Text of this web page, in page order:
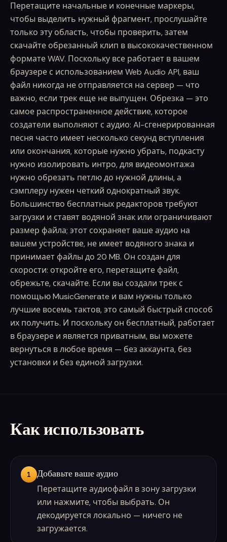
Перетащите начальные и конечные маркеры,
чтобы выделить нужный фрагмент, прослушайте
только эту область, чтобы проверить, затем
скачайте обрезанный клип в высококачественном
формате WAV. Поскольку все работает в вашем
браузере с использованием Web Audio API, ваш
файл никогда не отправляется на сервер — что
важно, если трек еще не выпущен. Обрезка — это
самое распространенное действие, которое
создатели выполняют с аудио: AI-сгенерированная
песня часто имеет несколько секунд вступления
или окончания, которые нужно убрать, подкасту
нужно изолировать интро, для видеомонтажа
нужно обрезать петлю до нужной длины, а
сэмплеру нужен четкий однократный звук.
Большинство бесплатных редакторов требуют
загрузки и ставят водяной знак или ограничивают
размер файла; этот сохраняет ваше аудио на
вашем устройстве, не имеет водяного знака и
принимает файлы до 20 MB. Он создан для
скорости: откройте его, перетащите файл,
обрежьте, скачайте. Если вы создали трек с
помощью MusicGenerate и вам нужны только
лучшие восемь тактов, это самый быстрый способ
их получить. И поскольку он бесплатный, работает
в браузере и является приватным, вы можете
вернуться в любое время — без аккаунта, без
установки и без единой загрузки.
Как использовать
1 Добавьте ваше аудио
Перетащите аудиофайл в зону загрузки
или нажмите, чтобы выбрать. Он
декодируется локально — ничего не
загружается.